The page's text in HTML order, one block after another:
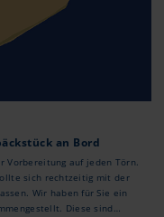
an Bord
Vorbereitung auf jeden Törn.
sich rechtzeitig mit der
Wir haben für Sie ein
Diese sind